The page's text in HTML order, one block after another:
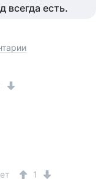
всегда есть.
1